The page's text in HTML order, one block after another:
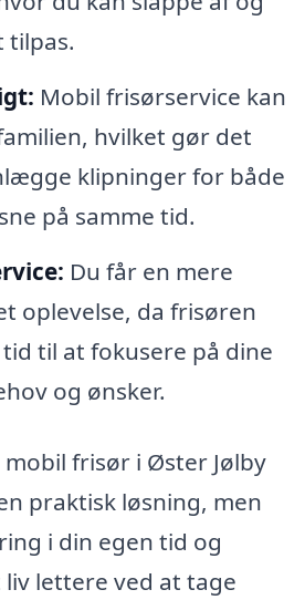
tilpas.
Mobil frisørservice kan
hvilket gør det
klipninger for både
på samme tid.
Du får en mere
oplevelse, da frisøren
til at fokusere på dine
og ønsker.
frisør i Øster Jølby
praktisk løsning, men
i din egen tid og
lettere ved at tage